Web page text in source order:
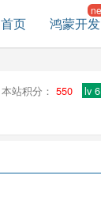
首页 鸿蒙开发
本站积分： 550 lv 6